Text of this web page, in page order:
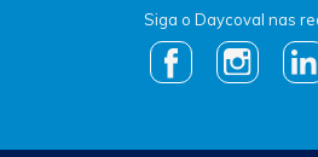
Siga o Daycoval nas